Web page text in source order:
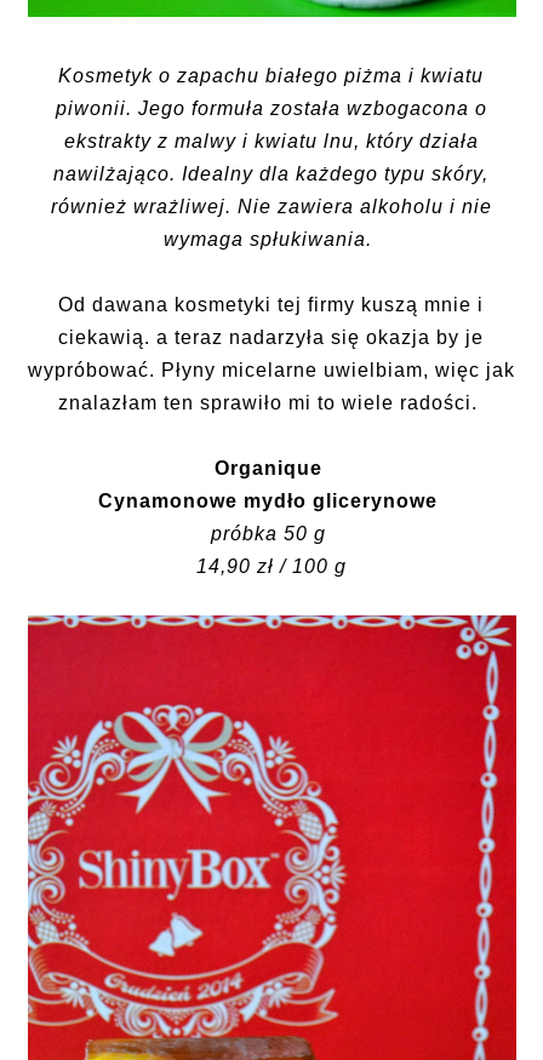
Kosmetyk o zapachu białego piżma i kwiatu
piwonii. Jego formuła została wzbogacona o
ekstrakty z malwy i kwiatu lnu, który działa
nawilżająco. Idealny dla każdego typu skóry,
również wrażliwej. Nie zawiera alkoholu i nie
wymaga spłukiwania.
Od dawana kosmetyki tej firmy kuszą mnie i
ciekawią. a teraz nadarzyła się okazja by je
wypróbować. Płyny micelarne uwielbiam, więc jak
znalazłam ten sprawiło mi to wiele radości.
Organique
Cynamonowe mydło glicerynowe
próbka 50 g
14,90 zł / 100 g